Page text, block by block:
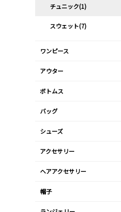
チュニック(1)
スウェット(7)
ワンピース
アウター
ボトムス
バッグ
シューズ
アクセサリー
ヘアアクセサリー
帽子